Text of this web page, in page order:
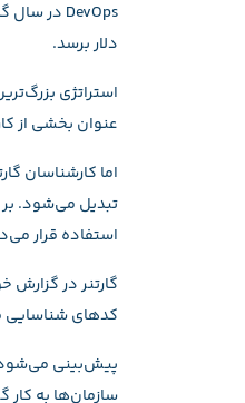
دلار برسد.
عنوان بخشی از
استفاده قرار
کدهای شناسایی
سازمان‌ها به کار